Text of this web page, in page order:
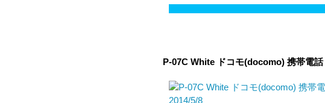
P-07C White ドコモ(docomo) 携帯電話